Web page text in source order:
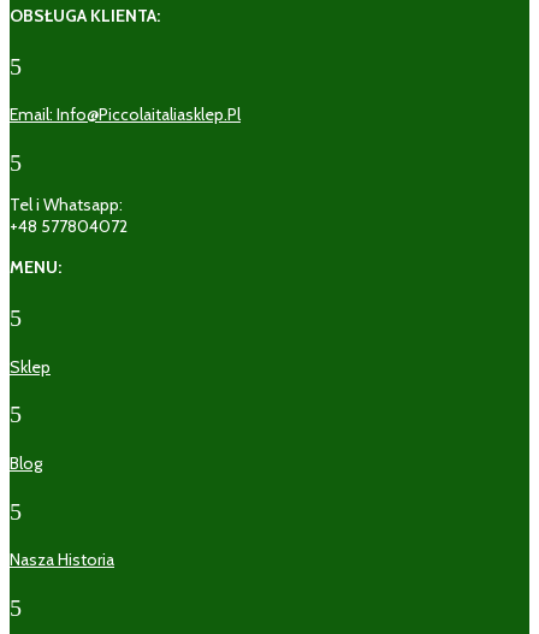
OBSŁUGA KLIENTA:
5
Email: Info@piccolaitaliasklep.pl
5
Tel i Whatsapp:
+48 577804072
MENU:
5
Sklep
5
Blog
5
Nasza Historia
5